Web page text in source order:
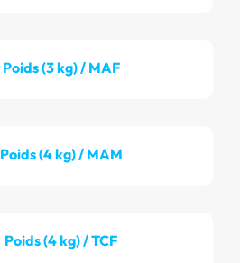
Poids (3 kg) / MAF
Poids (4 kg) / MAM
Poids (4 kg) / TCF